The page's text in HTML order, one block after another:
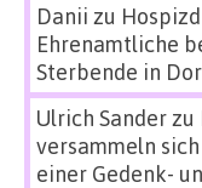
Danii zu
Ehrenamtliche
Sterbende in
Ulrich Sanderzu
versammeln
einer Gedenk-